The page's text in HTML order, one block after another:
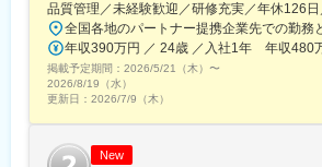
スにチームでエリアを担当しています。
「成長」を大事にする職場でチーム活動
■担当に関して：
大学病院などの基幹病院を担当いただきま
■仕事の魅力：
品質管理／未経験歓迎／研修充実／年休126
掲載予定期間： 2026/5/21（木） 〜
2026/8/19（水）
更新日： 2026/7/9（木）
New